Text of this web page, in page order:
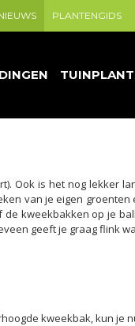
PLANTENGIDS
Ook is het nog lekker
van je eigen
kweekbakken op je
geeft je graag flink
kweekbak, kun je